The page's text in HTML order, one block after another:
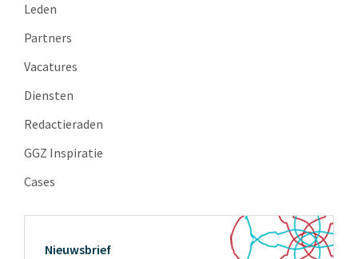
Leden
Partners
Vacatures
Diensten
Redactieraden
GGZ Inspiratie
Cases
Nieuwsbrief